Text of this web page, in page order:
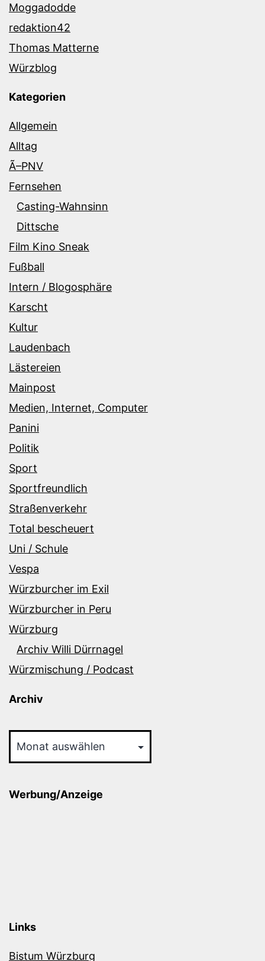
Moggadodde
redaktion42
Thomas Matterne
Würzblog
Kategorien
Allgemein
Alltag
Ã–PNV
Fernsehen
Casting-Wahnsinn
Dittsche
Film Kino Sneak
Fußball
Intern / Blogosphäre
Karscht
Kultur
Laudenbach
Lästereien
Mainpost
Medien, Internet, Computer
Panini
Politik
Sport
Sportfreundlich
Straßenverkehr
Total bescheuert
Uni / Schule
Vespa
Würzburcher im Exil
Würzburcher in Peru
Würzburg
Archiv Willi Dürrnagel
Würzmischung / Podcast
Archiv
Werbung/Anzeige
Links
Bistum Würzburg